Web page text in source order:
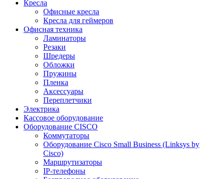
Кресла
Офисные кресла
Кресла для геймеров
Офисная техника
Ламинаторы
Резаки
Шредеры
Обложки
Пружины
Пленка
Аксессуары
Переплетчики
Электрика
Кассовое оборудование
Оборудование CISCO
Коммутаторы
Оборудование Cisco Small Business (Linksys by
Cisco)
Маршрутизаторы
IP-телефоны